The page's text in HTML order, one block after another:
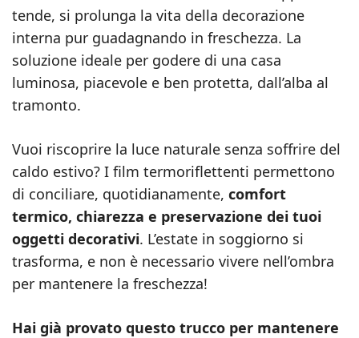
tende, si prolunga la vita della decorazione
interna pur guadagnando in freschezza. La
soluzione ideale per godere di una casa
luminosa, piacevole e ben protetta, dall’alba al
tramonto.
Vuoi riscoprire la luce naturale senza soffrire del
caldo estivo? I film termoriflettenti permettono
di conciliare, quotidianamente, comfort
termico, chiarezza e preservazione dei tuoi
oggetti decorativi. L’estate in soggiorno si
trasforma, e non è necessario vivere nell’ombra
per mantenere la freschezza!
Hai già provato questo trucco per mantenere